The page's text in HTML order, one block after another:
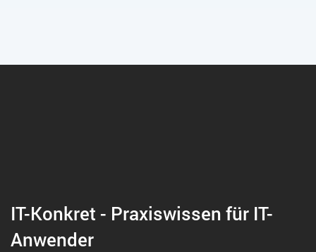
IT-Konkret - Praxiswissen für IT-
Anwender